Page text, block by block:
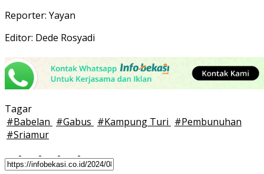
Reporter: Yayan
Editor: Dede Rosyadi
Tagar
#Babelan #Gabus #Kampung Turi #Pembunuhan
#Sriamur